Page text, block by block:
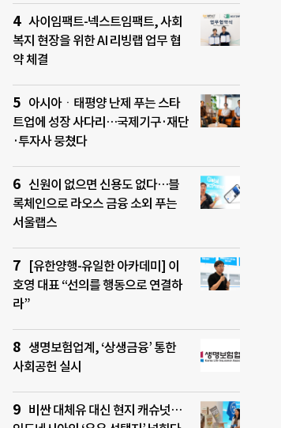
사이임팩트-넥스트임팩트, 사회
복지 현장을 위한 AI 리빙랩 업무 협
약 체결
아시아ㆍ태평양 난제 푸는 스타
트업에 성장 사다리…국제기구·재단
·투자사 뭉쳤다
신원이 없으면 신용도 없다…블
록체인으로 라오스 금융 소외 푸는
서울랩스
[유한양행-유일한 아카데미] 이
호영 대표 “선의를 행동으로 연결하
라”
생명보험업계, ‘상생금융’ 통한
사회공헌 실시
비싼 대체유 대신 현지 캐슈넛…